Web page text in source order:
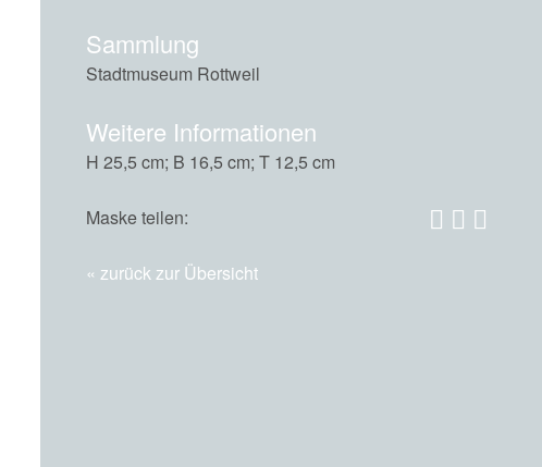
Sammlung
Stadtmuseum Rottweil
Weitere Informationen
H 25,5 cm; B 16,5 cm; T 12,5 cm
Maske teilen:
zurück zur Übersicht